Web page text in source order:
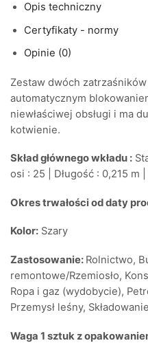
PLUS
Opis techniczny
Certyfikaty - normy
Opinie (0)
Zestaw dwóch
automatycznym
niewłaściwej obsługi i ma
kotwienie.
Skład głównego wkładu :
osi : 25 | Długość : 0,215 m
Okres trwałości od daty
Kolor: Szary
Zastosowanie: Rolnictwo,
remontowe/Rzemiosło,
Ropa i gaz (wydobycie),
Przemysł leśny, Składowanie
Waga 1 sztuk z